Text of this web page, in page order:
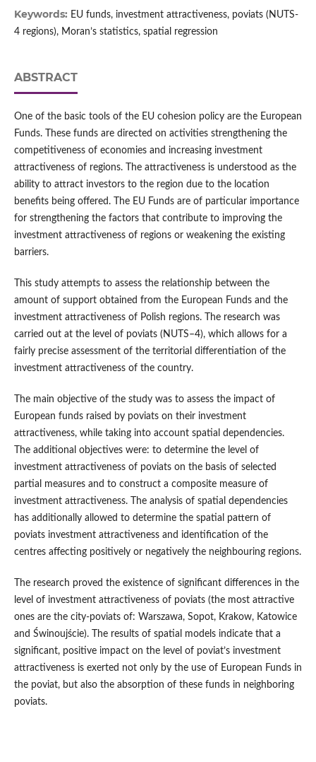
Keywords: EU funds, investment attractiveness, poviats (NUTS-
4 regions), Moran’s statistics, spatial regression
ABSTRACT
One of the basic tools of the EU cohesion policy are the European
Funds. These funds are directed on activities strengthening the
competitiveness of economies and increasing investment
attractiveness of regions. The attractiveness is understood as the
ability to attract investors to the region due to the location
benefits being offered. The EU Funds are of particular importance
for strengthening the factors that contribute to improving the
investment attractiveness of regions or weakening the existing
barriers.
This study attempts to assess the relationship between the
amount of support obtained from the European Funds and the
investment attractiveness of Polish regions. The research was
carried out at the level of poviats (NUTS–4), which allows for a
fairly precise assessment of the territorial differentiation of the
investment attractiveness of the country.
The main objective of the study was to assess the impact of
European funds raised by poviats on their investment
attractiveness, while taking into account spatial dependencies.
The additional objectives were: to determine the level of
investment attractiveness of poviats on the basis of selected
partial measures and to construct a composite measure of
investment attractiveness. The analysis of spatial dependencies
has additionally allowed to determine the spatial pattern of
poviats investment attractiveness and identification of the
centres affecting positively or negatively the neighbouring regions.
The research proved the existence of significant differences in the
level of investment attractiveness of poviats (the most attractive
ones are the city‑poviats of: Warszawa, Sopot, Krakow, Katowice
and Świnoujście). The results of spatial models indicate that a
significant, positive impact on the level of poviat’s investment
attractiveness is exerted not only by the use of European Funds in
the poviat, but also the absorption of these funds in neighboring
poviats.